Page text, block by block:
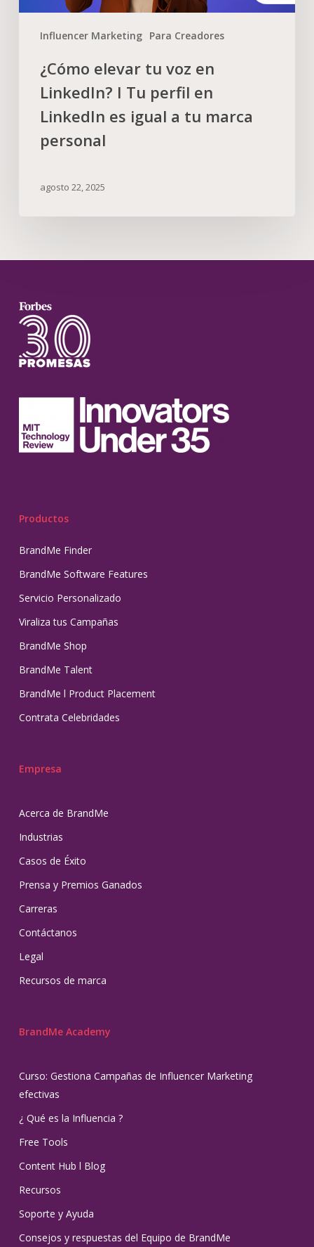
Influencer Marketing Para Creadores
¿Cómo elevar tu voz en
LinkedIn? I Tu perfil en
LinkedIn es igual a tu marca
personal
agosto 22, 2025
Productos
BrandMe Finder
BrandMe Software Features
Servicio Personalizado
Viraliza tus Campañas
BrandMe Shop
BrandMe Talent
BrandMe l Product Placement
Contrata Celebridades
Empresa
Acerca de BrandMe
Industrias
Casos de Éxito
Prensa y Premios Ganados
Carreras
Contáctanos
Legal
Recursos de marca
BrandMe Academy
Curso: Gestiona Campañas de Influencer Marketing
efectivas
¿ Qué es la Influencia ?
Free Tools
Content Hub l Blog
Recursos
Soporte y Ayuda
Consejos y respuestas del Equipo de BrandMe